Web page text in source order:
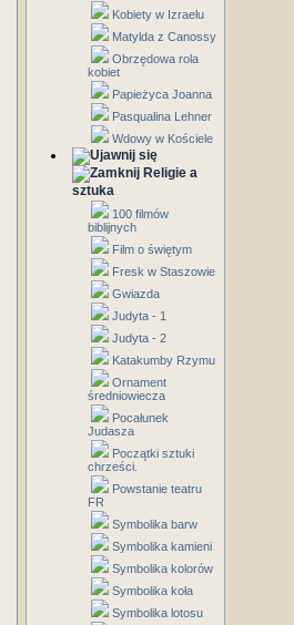
Kobiety w Izraelu
Matylda z Canossy
Obrzędowa rola
kobiet
Papieżyca Joanna
Pasqualina Lehner
Wdowy w Kościele
Religie a
sztuka
100 filmów
biblijnych
Film o świętym
Fresk w Staszowie
Gwiazda
Judyta - 1
Judyta - 2
Katakumby Rzymu
Ornament
średniowiecza
Pocałunek
Judasza
Początki sztuki
chrześci.
Powstanie teatru
FR
Symbolika barw
Symbolika kamieni
Symbolika kolorów
Symbolika koła
Symbolika lotosu